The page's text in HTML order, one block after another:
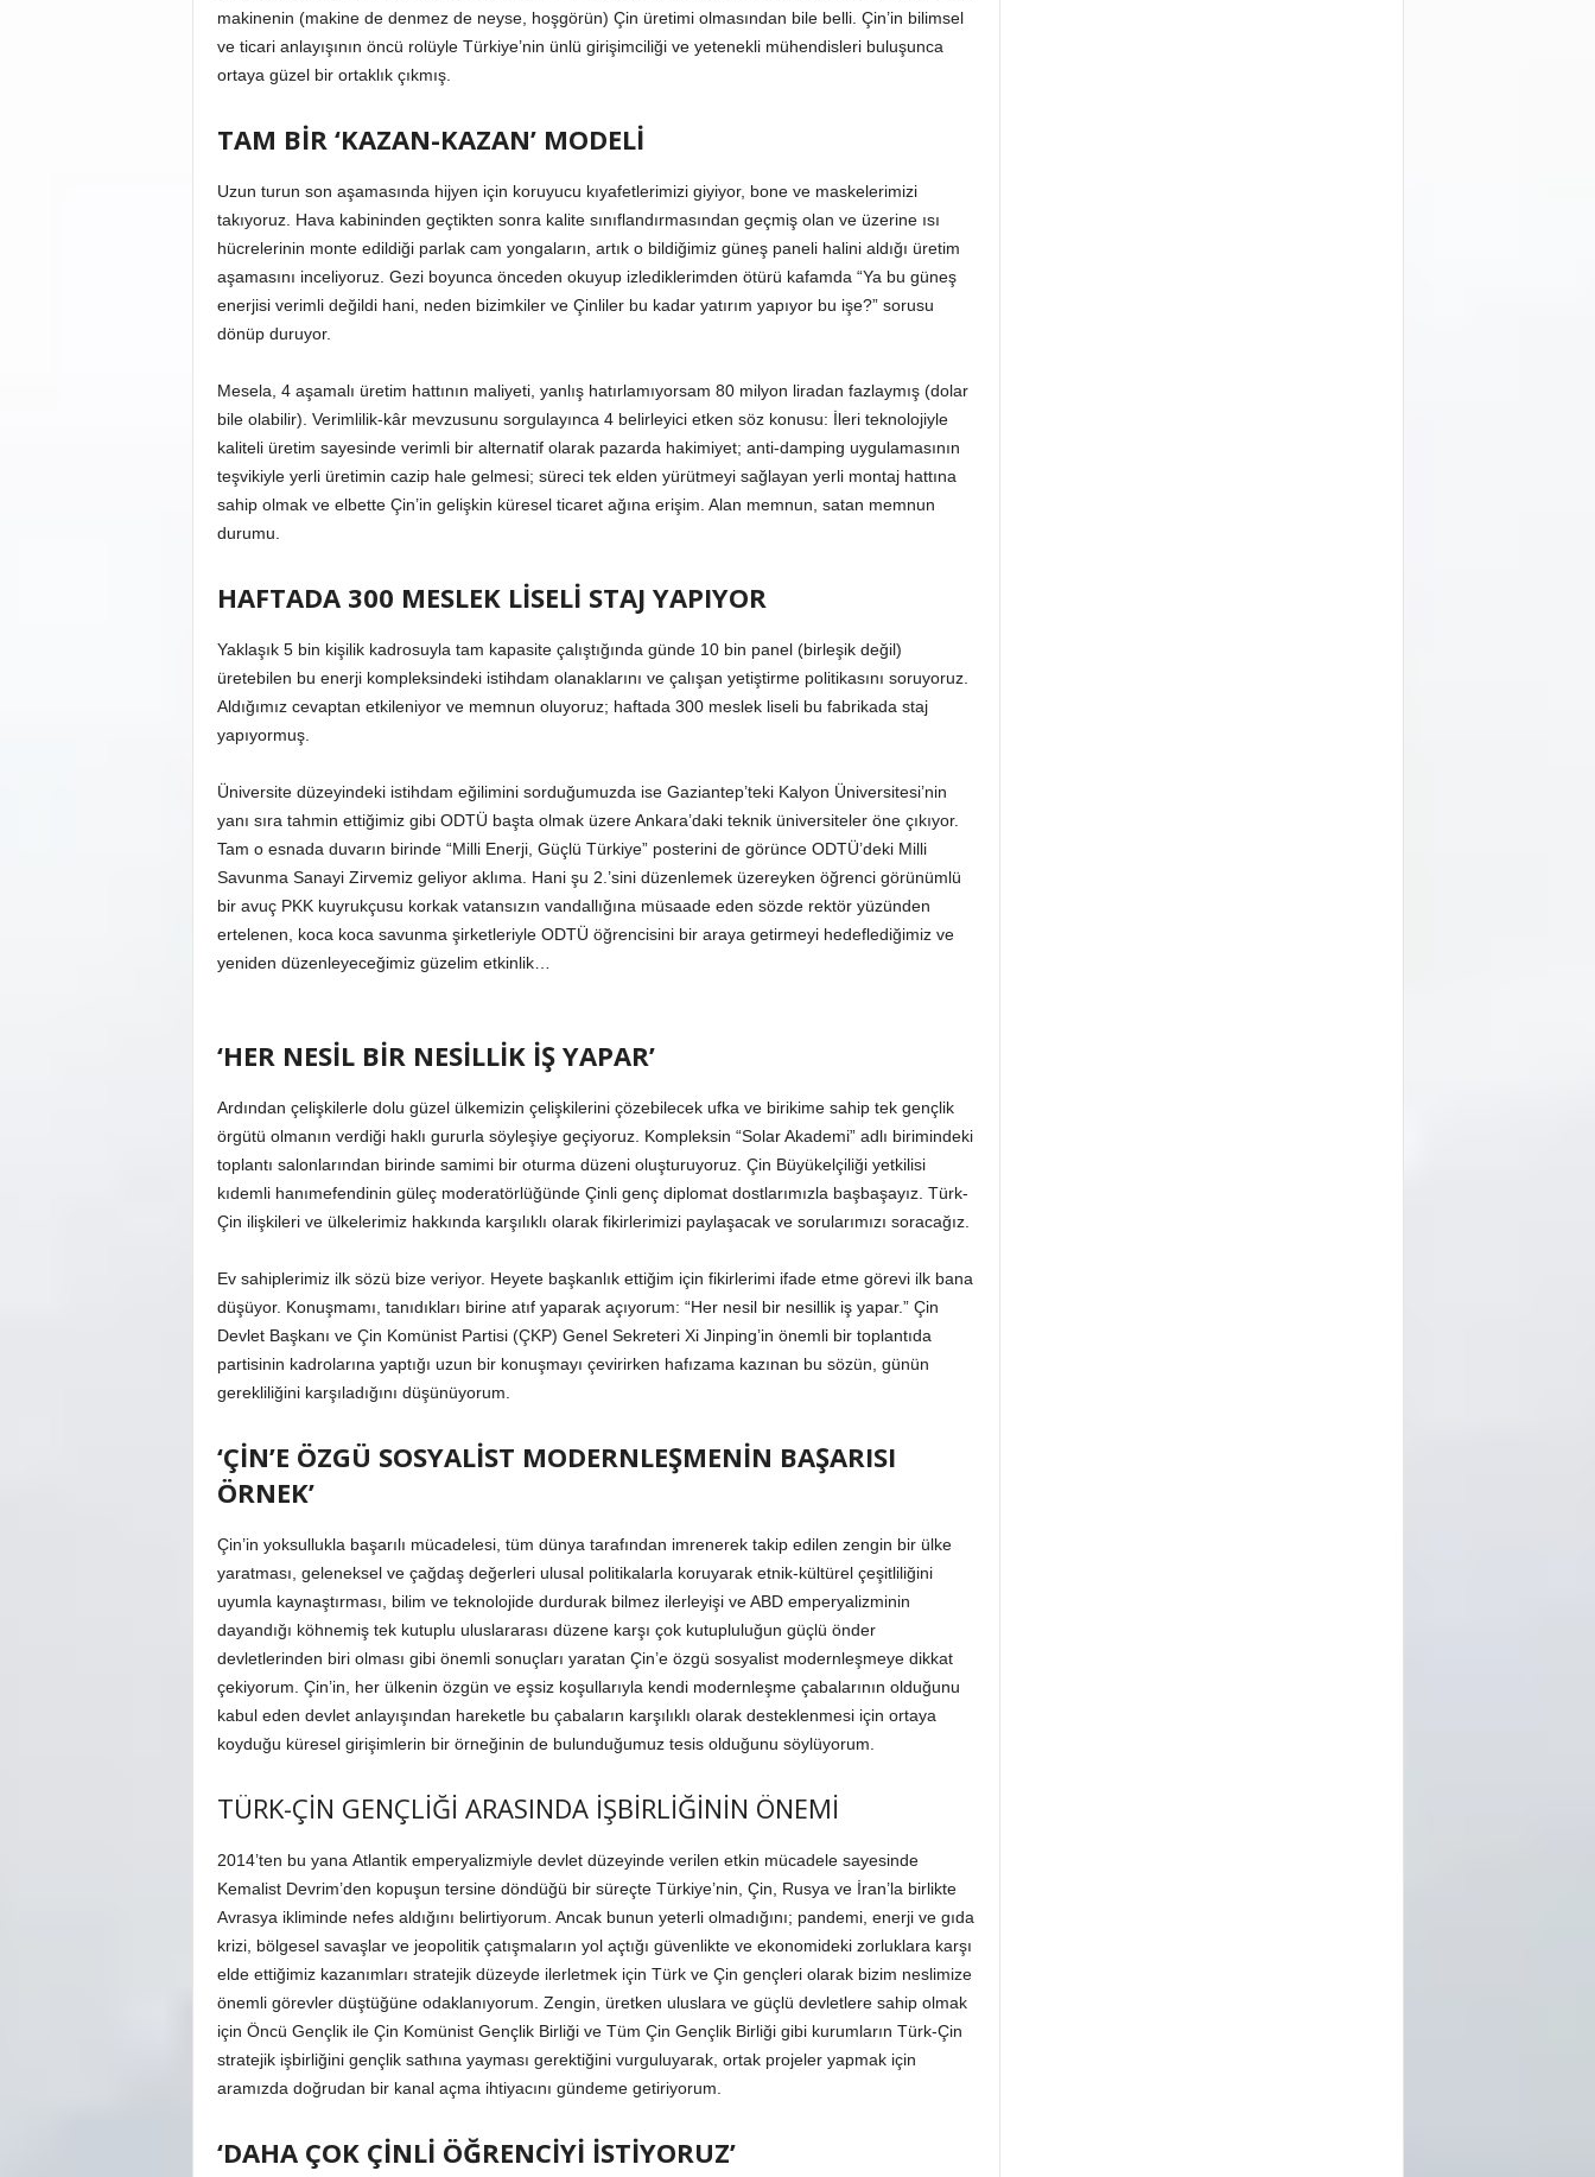
makinenin (makine de denmez de neyse, hoşgörün) Çin üretimi olmasından bile belli. Çin’in bilimsel
ve ticari anlayışının öncü rolüyle Türkiye’nin ünlü girişimciliği ve yetenekli mühendisleri buluşunca
ortaya güzel bir ortaklık çıkmış.
TAM BİR ‘KAZAN-KAZAN’ MODELİ
Uzun turun son aşamasında hijyen için koruyucu kıyafetlerimizi giyiyor, bone ve maskelerimizi
takıyoruz. Hava kabininden geçtikten sonra kalite sınıflandırmasından geçmiş olan ve üzerine ısı
hücrelerinin monte edildiği parlak cam yongaların, artık o bildiğimiz güneş paneli halini aldığı üretim
aşamasını inceliyoruz. Gezi boyunca önceden okuyup izlediklerimden ötürü kafamda “Ya bu güneş
enerjisi verimli değildi hani, neden bizimkiler ve Çinliler bu kadar yatırım yapıyor bu işe?” sorusu
dönüp duruyor.
Mesela, 4 aşamalı üretim hattının maliyeti, yanlış hatırlamıyorsam 80 milyon liradan fazlaymış (dolar
bile olabilir). Verimlilik-kâr mevzusunu sorgulayınca 4 belirleyici etken söz konusu: İleri teknolojiyle
kaliteli üretim sayesinde verimli bir alternatif olarak pazarda hakimiyet; anti-damping uygulamasının
teşvikiyle yerli üretimin cazip hale gelmesi; süreci tek elden yürütmeyi sağlayan yerli montaj hattına
sahip olmak ve elbette Çin’in gelişkin küresel ticaret ağına erişim. Alan memnun, satan memnun
durumu.
HAFTADA 300 MESLEK LİSELİ STAJ YAPIYOR
Yaklaşık 5 bin kişilik kadrosuyla tam kapasite çalıştığında günde 10 bin panel (birleşik değil)
üretebilen bu enerji kompleksindeki istihdam olanaklarını ve çalışan yetiştirme politikasını soruyoruz.
Aldığımız cevaptan etkileniyor ve memnun oluyoruz; haftada 300 meslek liseli bu fabrikada staj
yapıyormuş.
Üniversite düzeyindeki istihdam eğilimini sorduğumuzda ise Gaziantep’teki Kalyon Üniversitesi’nin
yanı sıra tahmin ettiğimiz gibi ODTÜ başta olmak üzere Ankara’daki teknik üniversiteler öne çıkıyor.
Tam o esnada duvarın birinde “Milli Enerji, Güçlü Türkiye” posterini de görünce ODTÜ’deki Milli
Savunma Sanayi Zirvemiz geliyor aklıma. Hani şu 2.’sini düzenlemek üzereyken öğrenci görünümlü
bir avuç PKK kuyrukçusu korkak vatansızın vandallığına müsaade eden sözde rektör yüzünden
ertelenen, koca koca savunma şirketleriyle ODTÜ öğrencisini bir araya getirmeyi hedeflediğimiz ve
yeniden düzenleyeceğimiz güzelim etkinlik…
‘HER NESİL BİR NESİLLİK İŞ YAPAR’
Ardından çelişkilerle dolu güzel ülkemizin çelişkilerini çözebilecek ufka ve birikime sahip tek gençlik
örgütü olmanın verdiği haklı gururla söyleşiye geçiyoruz. Kompleksin “Solar Akademi” adlı birimindeki
toplantı salonlarından birinde samimi bir oturma düzeni oluşturuyoruz. Çin Büyükelçiliği yetkilisi
kıdemli hanımefendinin güleç moderatörlüğünde Çinli genç diplomat dostlarımızla başbaşayız. Türk-
Çin ilişkileri ve ülkelerimiz hakkında karşılıklı olarak fikirlerimizi paylaşacak ve sorularımızı soracağız.
Ev sahiplerimiz ilk sözü bize veriyor. Heyete başkanlık ettiğim için fikirlerimi ifade etme görevi ilk bana
düşüyor. Konuşmamı, tanıdıkları birine atıf yaparak açıyorum: “Her nesil bir nesillik iş yapar.” Çin
Devlet Başkanı ve Çin Komünist Partisi (ÇKP) Genel Sekreteri Xi Jinping’in önemli bir toplantıda
partisinin kadrolarına yaptığı uzun bir konuşmayı çevirirken hafızama kazınan bu sözün, günün
gerekliliğini karşıladığını düşünüyorum.
‘ÇİN’E ÖZGÜ SOSYALİST MODERNLEŞMENİN BAŞARISI
ÖRNEK’
Çin’in yoksullukla başarılı mücadelesi, tüm dünya tarafından imrenerek takip edilen zengin bir ülke
yaratması, geleneksel ve çağdaş değerleri ulusal politikalarla koruyarak etnik-kültürel çeşitliliğini
uyumla kaynaştırması, bilim ve teknolojide durdurak bilmez ilerleyişi ve ABD emperyalizminin
dayandığı köhnemiş tek kutuplu uluslararası düzene karşı çok kutupluluğun güçlü önder
devletlerinden biri olması gibi önemli sonuçları yaratan Çin’e özgü sosyalist modernleşmeye dikkat
çekiyorum. Çin’in, her ülkenin özgün ve eşsiz koşullarıyla kendi modernleşme çabalarının olduğunu
kabul eden devlet anlayışından hareketle bu çabaların karşılıklı olarak desteklenmesi için ortaya
koyduğu küresel girişimlerin bir örneğinin de bulunduğumuz tesis olduğunu söylüyorum.
TÜRK-ÇİN GENÇLİĞİ ARASINDA İŞBİRLİĞİNİN ÖNEMİ
2014’ten bu yana Atlantik emperyalizmiyle devlet düzeyinde verilen etkin mücadele sayesinde
Kemalist Devrim’den kopuşun tersine döndüğü bir süreçte Türkiye’nin, Çin, Rusya ve İran’la birlikte
Avrasya ikliminde nefes aldığını belirtiyorum. Ancak bunun yeterli olmadığını; pandemi, enerji ve gıda
krizi, bölgesel savaşlar ve jeopolitik çatışmaların yol açtığı güvenlikte ve ekonomideki zorluklara karşı
elde ettiğimiz kazanımları stratejik düzeyde ilerletmek için Türk ve Çin gençleri olarak bizim neslimize
önemli görevler düştüğüne odaklanıyorum. Zengin, üretken uluslara ve güçlü devletlere sahip olmak
için Öncü Gençlik ile Çin Komünist Gençlik Birliği ve Tüm Çin Gençlik Birliği gibi kurumların Türk-Çin
stratejik işbirliğini gençlik sathına yayması gerektiğini vurguluyarak, ortak projeler yapmak için
aramızda doğrudan bir kanal açma ihtiyacını gündeme getiriyorum.
‘DAHA ÇOK ÇİNLİ ÖĞRENCİYİ İSTİYORUZ’